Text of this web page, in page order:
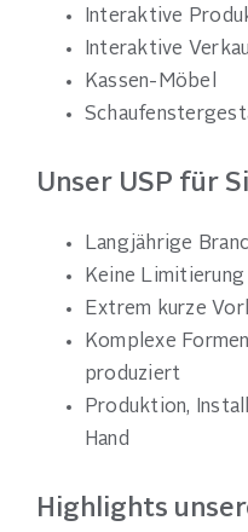
Interaktive
Interaktive
Kassen-Möbel
Unser USP für
Langjährige
Keine
Extrem kurze
Komplexe
produziert
Produktion,
Hand
Highlights